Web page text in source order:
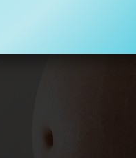
informé(e) des nouveautés